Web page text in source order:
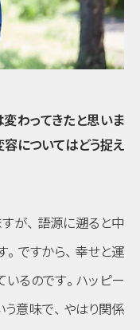
わってきたと思いま
についてはどう捉え
すが、 語源に遡ると中
。 ですから、 幸せと運
いるのです。 ハッピー
う意味で、 やはり関係